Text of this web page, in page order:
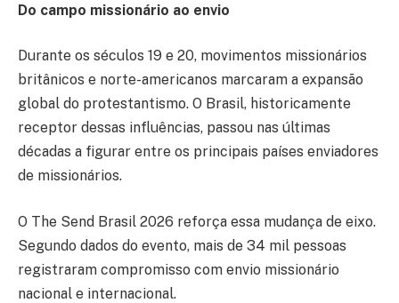
Do campo missionário ao envio
Durante os séculos 19 e 20, movimentos missionários
britânicos e norte-americanos marcaram a expansão
global do protestantismo. O Brasil, historicamente
receptor dessas influências, passou nas últimas
décadas a figurar entre os principais países enviadores
de missionários.
O The Send Brasil 2026 reforça essa mudança de eixo.
Segundo dados do evento, mais de 34 mil pessoas
registraram compromisso com envio missionário
nacional e internacional.